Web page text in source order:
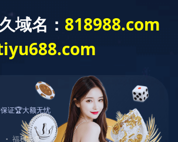
公司介绍